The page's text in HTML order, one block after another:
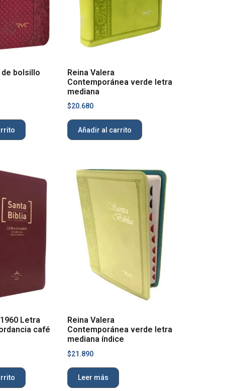
bolsillo
Reina Valera
Contemporánea verde letra
mediana
$20.680
Añadir al carrito
Letra
café
Reina Valera
Contemporánea verde letra
mediana índice
$21.890
Leer más